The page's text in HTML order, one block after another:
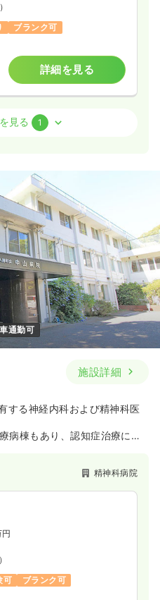
ブランク可
詳細を見る
給33万円以上可
詳細を見る
見る 1
車通勤可
施設詳細
する神経内科および精神科医
病棟もあり、認知症治療にも
精神科病院
可
ブランク可